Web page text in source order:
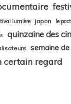
lumière japon le
quinzaine des
semaine
certain regard